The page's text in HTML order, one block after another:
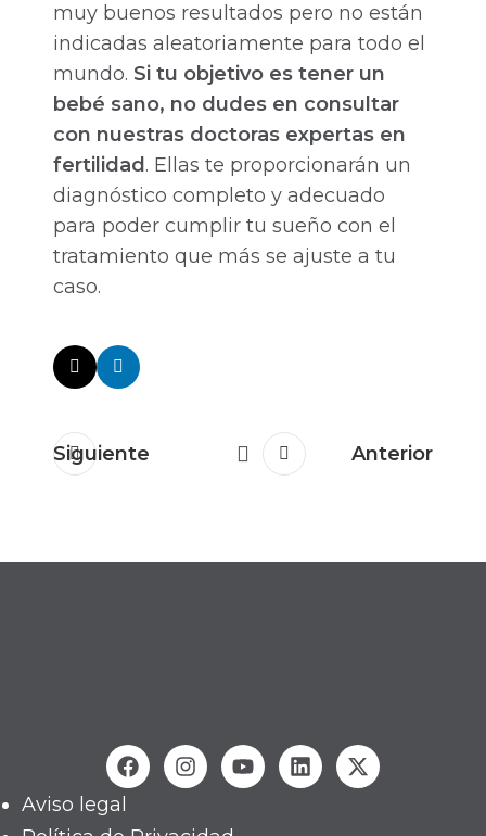
muy buenos resultados pero no están
indicadas aleatoriamente para todo el
mundo. Si tu objetivo es tener un
bebé sano, no dudes en consultar
con nuestras doctoras expertas en
fertilidad . Ellas te proporcionarán un
diagnóstico completo y adecuado
para poder cumplir tu sueño con el
tratamiento que más se ajuste a tu
caso.
Siguiente Anterior
Aviso legal